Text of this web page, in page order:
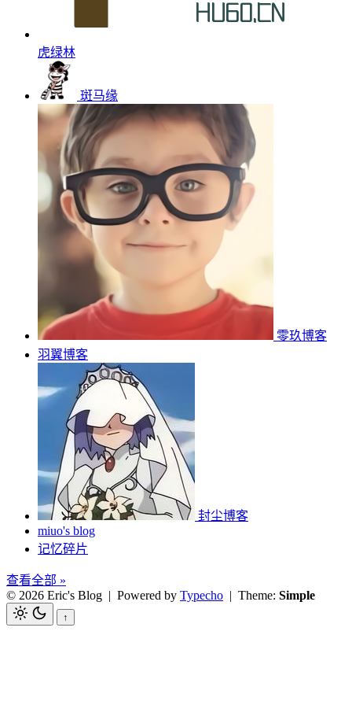
虎绿林
斑马缘
零玖博客
羽翼博客
封尘博客
miuo's blog
记忆碎片
查看全部 »
© 2026 Eric's Blog | Powered by Typecho | Theme: Simple
↑